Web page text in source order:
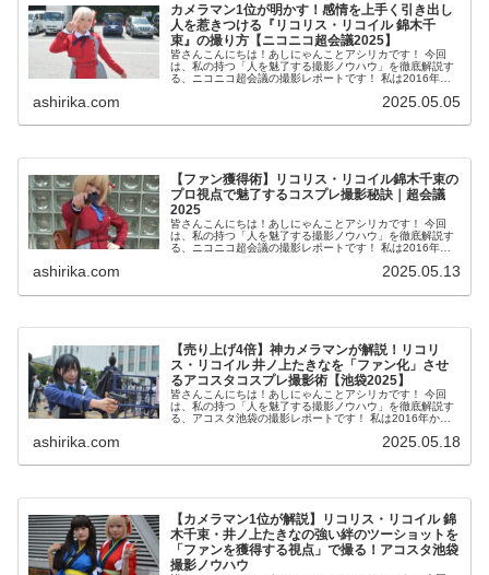
カメラマン1位が明かす！感情を上手く引き出し
人を惹きつける『リコリス・リコイル 錦木千
束』の撮り方【ニコニコ超会議2025】
皆さんこんにちは！あしにゃんことアシリカです！ 今回
は、私の持つ「人を魅了する撮影ノウハウ」を徹底解説す
る、ニコニコ超会議の撮影レポートです！ 私は2016年か
ashirika.com 2025.05.05
【ファン獲得術】リコリス・リコイル錦木千束の
プロ視点で魅了するコスプレ撮影秘訣｜超会議
2025
皆さんこんにちは！あしにゃんことアシリカです！ 今回
は、私の持つ「人を魅了する撮影ノウハウ」を徹底解説す
る、ニコニコ超会議の撮影レポートです！ 私は2016年か
ashirika.com 2025.05.13
【売り上げ4倍】神カメラマンが解説！リコリ
ス・リコイル 井ノ上たきなを「ファン化」させ
るアコスタコスプレ撮影術【池袋2025】
皆さんこんにちは！あしにゃんことアシリカです！ 今回
は、私の持つ「人を魅了する撮影ノウハウ」を徹底解説す
る、アコスタ池袋の撮影レポートです！ 私は2016年から
ashirika.com 2025.05.18
【カメラマン1位が解説】リコリス・リコイル 錦
木千束・井ノ上たきなの強い絆のツーショットを
「ファンを獲得する視点」で撮る！アコスタ池袋
撮影ノウハウ